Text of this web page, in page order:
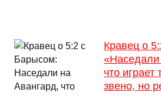
Кравец о
«Наседали
что играет
звено, но